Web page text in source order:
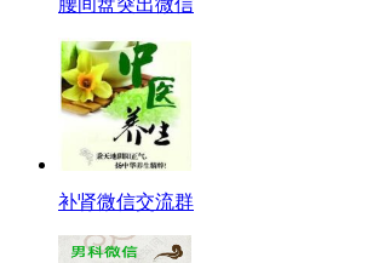
腰间盘突出微信
补肾微信交流群